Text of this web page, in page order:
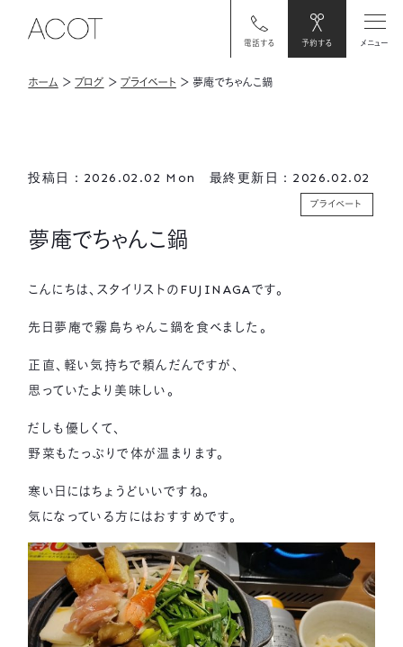
電話する 予約する メニュー
ホーム ＞ブログ ＞プライベート ＞ 夢庵でちゃんこ鍋
投稿日：2026.02.02 Mon 最終更新日：2026.02.02
プライベート
夢庵でちゃんこ鍋
こんにちは、スタイリストのFUJINAGAです。
先日夢庵で霧島ちゃんこ鍋を食べました。
正直、軽い気持ちで頼んだんですが、
思っていたより美味しい。
だしも優しくて、
野菜もたっぷりで体が温まります。
寒い日にはちょうどいいですね。
気になっている方にはおすすめです。